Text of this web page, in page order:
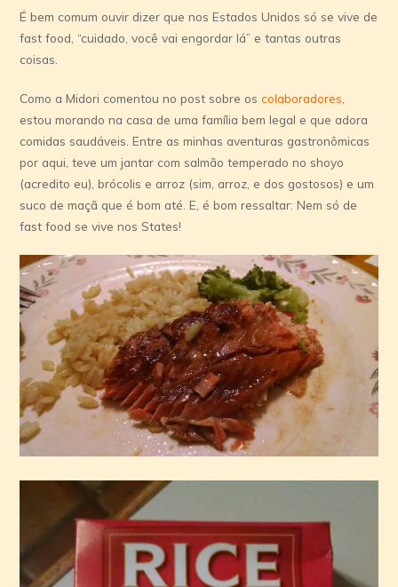
István
Wessel
É bem comum ouvir dizer que nos Estados Unidos só se vive de
fast food, “cuidado, você vai engordar lá” e tantas outras
coisas.
Como a Midori comentou no post sobre oscolaboradores
estou morando na casa de uma família bem legal e que adora
comidas saudáveis. Entre as minhas aventuras gastronômicas
por aqui, teve um jantar com salmão temperado no shoyo
(acredito eu), brócolis e arroz (sim, arroz, e dos gostosos) e um
suco de maçã que é bom até. E, é bom ressaltar: Nem só de
fast food se vive nos States!